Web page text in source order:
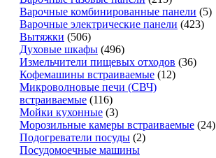
Варочные комбинированные панели (5)
Варочные электрические панели (423)
Вытяжки (506)
Духовые шкафы (496)
Измельчители пищевых отходов (36)
Кофемашины встраиваемые (12)
Микроволновые печи (СВЧ)
встраиваемые (116)
Мойки кухонные (3)
Морозильные камеры встраиваемые (24)
Подогреватели посуды (2)
Посудомоечные машины